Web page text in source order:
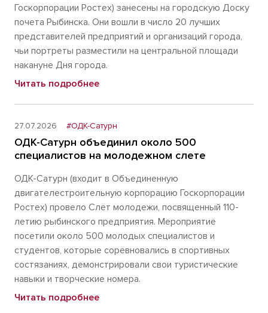
Госкорпорации Ростех) занесены на городскую Доску
почета Рыбинска. Они вошли в число 20 лучших
представителей предприятий и организаций города,
чьи портреты разместили на центральной площади
накануне Дня города.
Читать подробнее
27.07.2026 #ОДК-Сатурн
ОДК-Сатурн объединил около 500
специалистов на молодежном слете
ОДК-Сатурн (входит в Объединенную
двигателестроительную корпорацию Госкорпорации
Ростех) провело Слет молодежи, посвященный 110-
летию рыбинского предприятия. Мероприятие
посетили около 500 молодых специалистов и
студентов, которые соревновались в спортивных
состязаниях, демонстрировали свои туристические
навыки и творческие номера.
Читать подробнее